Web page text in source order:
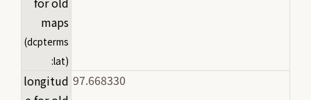
maps
(dcpterms
:lat)
longitud 97.668330